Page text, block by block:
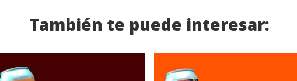
También te puede interesar: